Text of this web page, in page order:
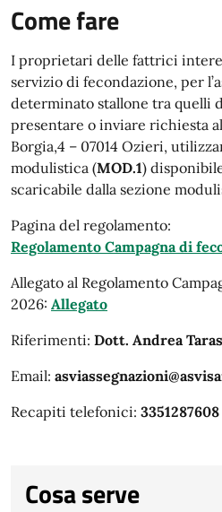
Come fare
I proprietari delle fattrici
servizio di fecondazione, per
determinato stallone tra quelli
presentare o inviare richiesta
Borgia,4 – 07014 Ozieri,
modulistica (MOD.1)
scaricabile dalla sezione
Pagina del regolamento:
Regolamento Campagna di
Allegato al Regolamento
2026: Allegato
Riferimenti: Dott. Andrea Taras
Email:
Recapiti telefonici: 3351287608
Cosa serve